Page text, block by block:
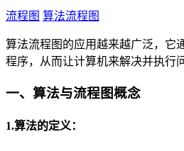
流程图 算法流程图
算法流程图的应用越来越广泛，它
程序，从而让计算机来解决并执行
一、算法与流程图概念
1.算法的定义：